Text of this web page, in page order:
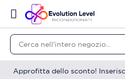
Approfitta dello sconto!